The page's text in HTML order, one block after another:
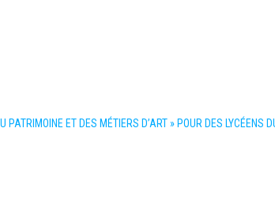
PATRIMOINE ET DES MÉTIERS D’ART » POUR DES LYCÉENS